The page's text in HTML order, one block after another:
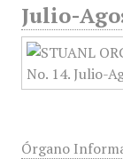
Julio-
Órgano